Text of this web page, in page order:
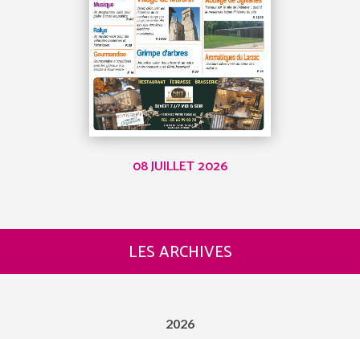
08 JUILLET 2026
LES ARCHIVES
2026